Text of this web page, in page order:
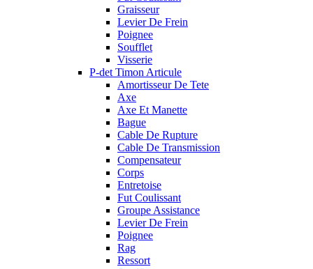
Graisseur
Levier De Frein
Poignee
Soufflet
Visserie
P-det Timon Articule
Amortisseur De Tete
Axe
Axe Et Manette
Bague
Cable De Rupture
Cable De Transmission
Compensateur
Corps
Entretoise
Fut Coulissant
Groupe Assistance
Levier De Frein
Poignee
Rag
Ressort